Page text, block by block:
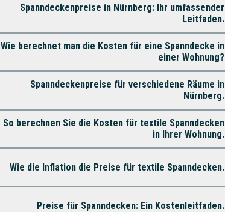
Spanndeckenpreise in Nürnberg: Ihr umfassender
Leitfaden.
Wie berechnet man die Kosten für eine Spanndecke in
einer Wohnung?
Spanndeckenpreise für verschiedene Räume in
Nürnberg.
So berechnen Sie die Kosten für textile Spanndecken
in Ihrer Wohnung.
Wie die Inflation die Preise für textile Spanndecken.
Preise für Spanndecken: Ein Kostenleitfaden.